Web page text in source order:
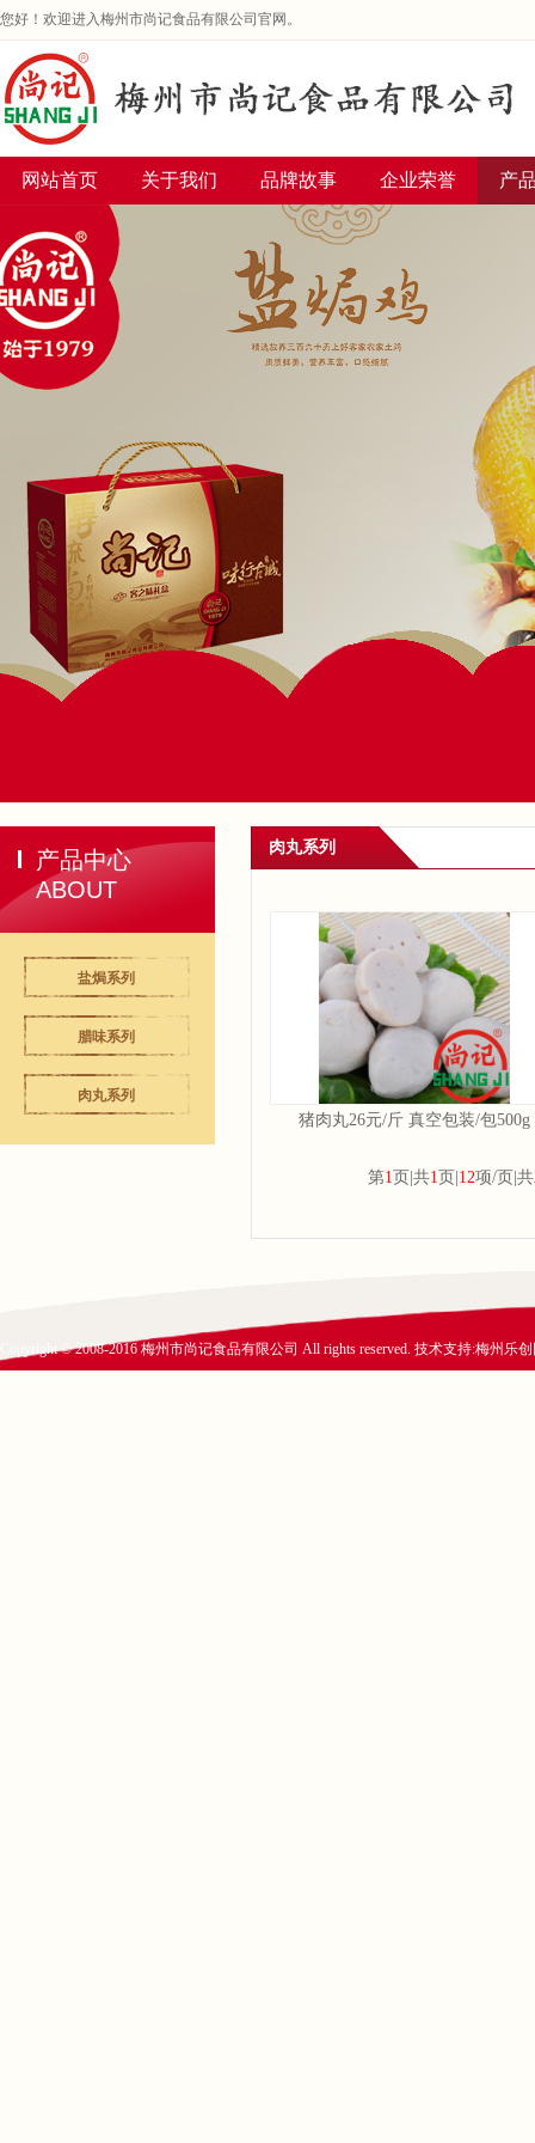
您好！欢迎进入梅州市尚记食品有限公司官网。
网站首页 关于我们 品牌故事 企业荣誉 产
产品中心
ABOUT
盐焗系列
腊味系列
肉丸系列
肉丸系列
猪肉丸26元/斤 真空包装/包500g
第1 页|共1 页| 12项/页|共
Copyright © 2008-2016 梅州市尚记食品有限公司 All rights reserved. 技术支持:梅州乐